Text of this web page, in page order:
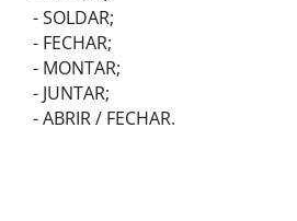
- SOLDAR;
- FECHAR;
- MONTAR;
- JUNTAR;
- ABRIR / FECHAR.